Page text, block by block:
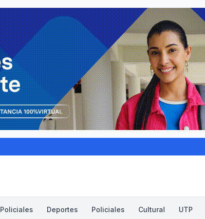
Policiales Deportes Policiales Cultural UTP